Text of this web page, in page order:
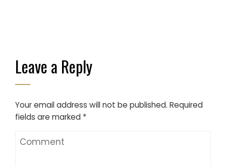
Leave a Reply
Your email address will not be published. Required
fields are marked *